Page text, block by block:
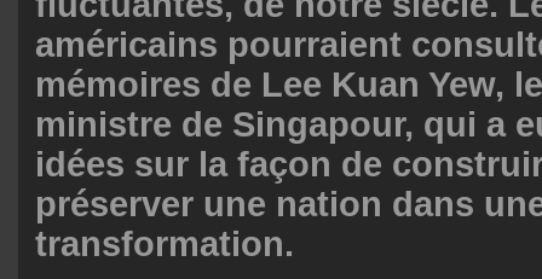
américains pourraient
mémoires de Lee Kuan Yew,
ministre de Singapour, qui a
idées sur la façon de
préserver une nation dans
transformation.